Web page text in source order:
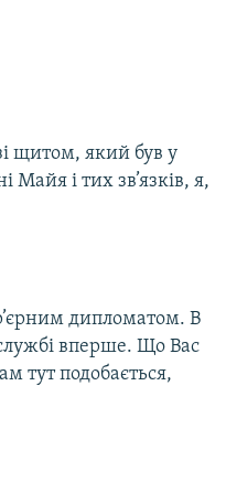
щитом, який був у
Майя і тих зв’язків, я,
дипломатом. В
вперше. Що Вас
тут подобається,